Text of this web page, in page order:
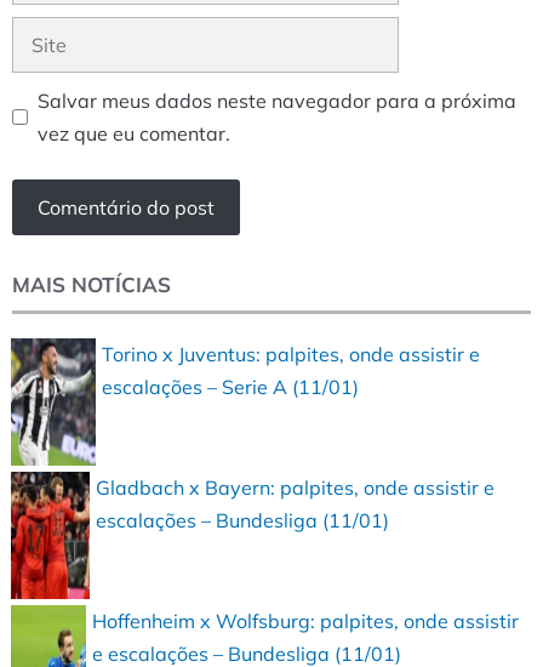
Salvar meus dados neste navegador para a próxima
vez que eu comentar.
MAIS NOTÍCIAS
Torino x Juventus: palpites, onde assistir e
escalações – Serie A (11/01)
Gladbach x Bayern: palpites, onde assistir e
escalações – Bundesliga (11/01)
Hoffenheim x Wolfsburg: palpites, onde assistir
e escalações – Bundesliga (11/01)